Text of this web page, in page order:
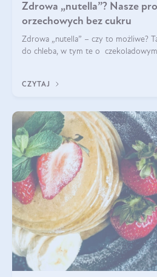
Zdrowa „nutella”? Nasze
orzechowych bez cukru
Zdrowa „nutella” – czy to możliwe?
do chleba, w tym te o
CZYTAJ